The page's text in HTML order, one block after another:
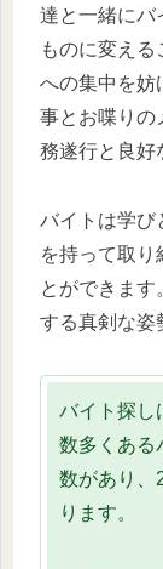
達と一緒にバ
ものに変え
への集中を妨
事とお喋りの
務遂行と良好
バイトは学び
を持って取り
とができま
する真剣な姿
バイト探し
数多くある
数があり、
ります。